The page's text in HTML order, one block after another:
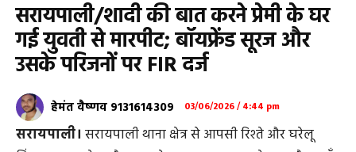
सरायपाली/शादी की बात करने प्रेमी के घर
गई युवती से मारपीट; बॉयफ्रेंड सूरज और
उसके परिजनों पर FIR दर्ज
हेमंत वैष्णव 9131614309 03/06/2026 / 4:44 pm
सरायपाली। सरायपाली थाना क्षेत्र से आपसी रिश्ते और घरेलू